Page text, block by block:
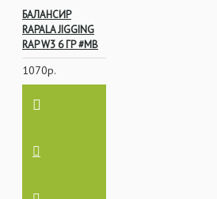
БАЛАНСИР
RAPALA JIGGING
RAP W3 6 ГР #MB
1070р.